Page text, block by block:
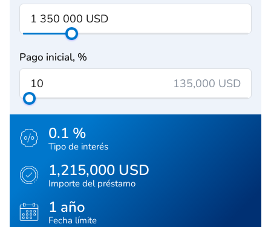
Pago inicial, %
135,000 USD
0.1 %
Tipo de interés
1,215,000 USD
Importe del préstamo
1 año
Fecha límite